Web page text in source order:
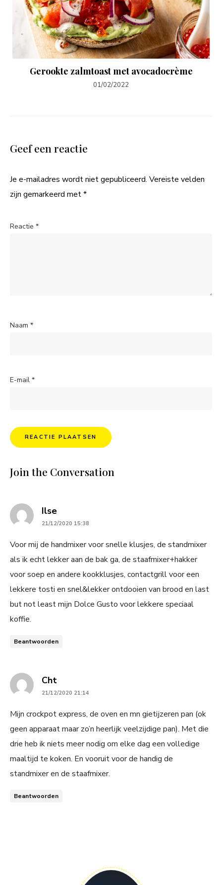
Gerookte zalmtoast met avocadocrème
01/02/2022
Geef een reactie
Je e-mailadres wordt niet gepubliceerd. Vereiste velden
zijn gemarkeerd met*
Reactie *
Naam *
E-mail *
Join the Conversation
Ilsesays:
21/12/2020 15:38
Voor mij de handmixer voor snelle klusjes, de standmixer
als ik echt lekker aan de bak ga, de staafmixer+hakker
voor soep en andere kookklusjes, contactgrill voor een
lekkere tosti en snel&lekker ontdooien van brood en last
but not least mijn Dolce Gusto voor lekkere speciaal
koffie.
Beantwoorden
Chtsays:
21/12/2020 21:14
Mijn crockpot express, de oven en mn gietijzeren pan (ok
geen apparaat maar zo’n heerlijk veelzijdige pan). Met die
drie heb ik niets meer nodig om elke dag een volledige
maaltijd te koken. En vooruit voor de handig de
standmixer en de staafmixer.
Beantwoorden